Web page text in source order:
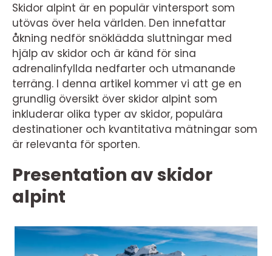
Skidor alpint är en populär vintersport som
utövas över hela världen. Den innefattar
åkning nedför snöklädda sluttningar med
hjälp av skidor och är känd för sina
adrenalinfyllda nedfarter och utmanande
terräng. I denna artikel kommer vi att ge en
grundlig översikt över skidor alpint som
inkluderar olika typer av skidor, populära
destinationer och kvantitativa mätningar som
är relevanta för sporten.
Presentation av skidor
alpint